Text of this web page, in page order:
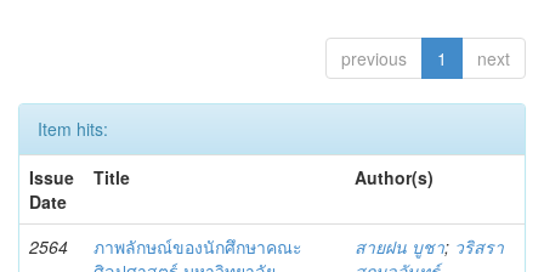
previous 1 next
Item hits:
Issue
Date
Title Author(s)
2564
ภาพลักษณ์ของนักศึกษาคณะ
สายฝน บูชา; วริสรา